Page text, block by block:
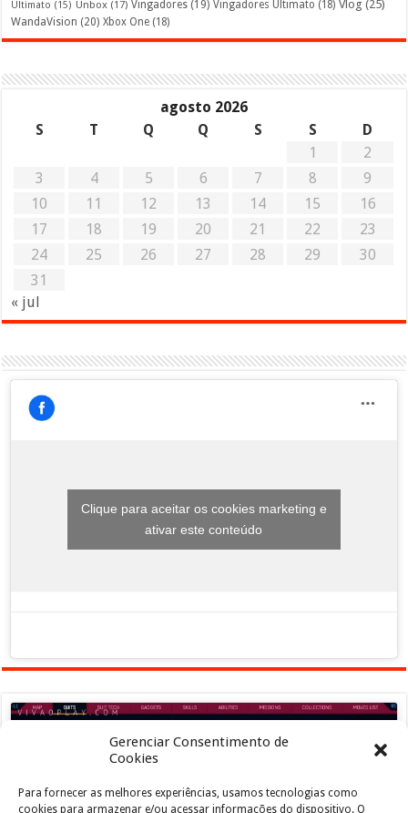
Gerenciar Consentimento de
Cookies
Para fornecer as melhores experiências, usamos tecnologias como
cookies para armazenar e/ou acessar informações do dispositivo. O
Ultimato (15) Unbox (17) Vingadores (19) Vingadores Ultimato (18) Vlog (25)
WandaVision (20) Xbox One (18)
agosto 2026
S
T Q Q S S
D
1
2
3
4 5 6 7 8
9
10
11 12 13 14 15
16
17
18 19 20 21 22
23
24
25 26 27 28 29
30
31
« jul
Clique para aceitar os cookies marketing e
ativar este conteúdo
Clique para aceitar os cookies marketing e